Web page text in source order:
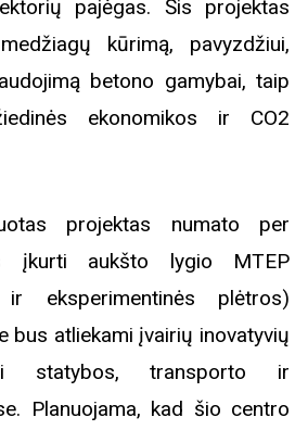
pajėgas. Šis projektas
kūrimą, pavyzdžiui,
betono gamybai, taip
ekonomikos ir CO2
projektas numato per
įkurti aukšto lygio MTEP
eksperimentinės plėtros)
bus atliekami įvairių inovatyvių
statybos, transporto ir
Planuojama, kad šio centro